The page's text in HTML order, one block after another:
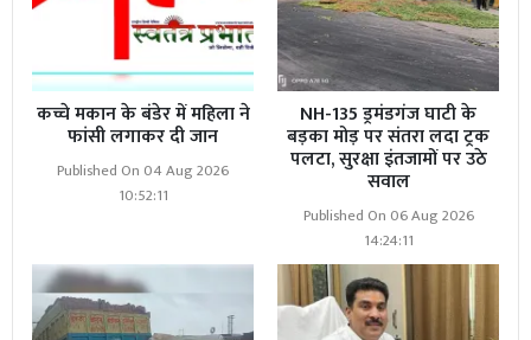
कच्चे मकान के बंडेर में महिला ने
फांसी लगाकर दी जान
Published On 04 Aug 2026
10:52:11
NH-135 ड्रमंडगंज घाटी के
बड़का मोड़ पर संतरा लदा ट्रक
पलटा, सुरक्षा इंतजामों पर उठे
सवाल
Published On 06 Aug 2026
14:24:11